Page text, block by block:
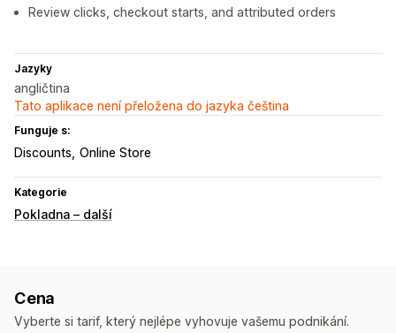
Review clicks, checkout starts, and attributed orders
Jazyky
angličtina
Tato aplikace není přeložena do jazyka čeština
Funguje s:
Discounts Online Store
Kategorie
Pokladna – další
Cena
Vyberte si tarif, který nejlépe vyhovuje vašemu podnikání.